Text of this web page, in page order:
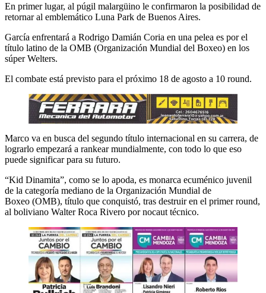
En primer lugar, al púgil malargüino le confirmaron la posibilidad de
retornar al emblemático Luna Park de Buenos Aires.
García enfrentará a Rodrigo Damián Coria en una pelea es por el
título latino de la OMB (Organización Mundial del Boxeo) en los
súper Welters.
El combate está previsto para el próximo 18 de agosto a 10 round.
Marco va en busca del segundo título internacional en su carrera, de
lograrlo empezará a rankear mundialmente, con todo lo que eso
puede significar para su futuro.
“Kid Dinamita”, como se lo apoda, es monarca ecuménico juvenil
de la categoría mediano de la Organización Mundial de
Boxeo (OMB), título que conquistó, tras destruir en el primer round,
al boliviano Walter Roca Rivero por nocaut técnico.